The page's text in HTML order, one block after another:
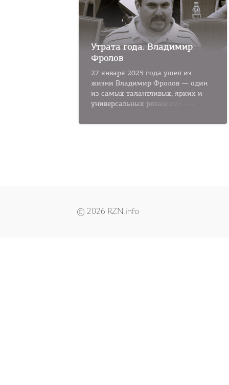
Утрата года. Владимир
Фролов
27 января 2025 года ушел из
жизни Владимир Фролов — один
из самых талантливых, ярких и
универсальных рязанских...
© 2026 RZN.info